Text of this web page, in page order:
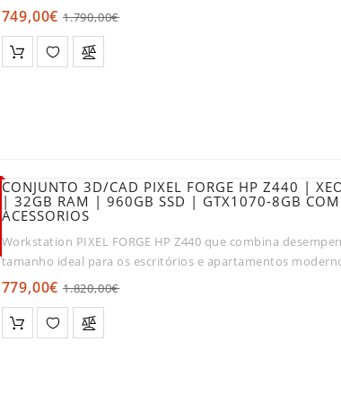
segurança pretendidos pela..
749,00€ 1.790,00€
CONJUNTO 3D/CAD PIXEL FORGE HP Z440 |
| 32GB RAM | 960GB SSD | GTX1070-8GB
ACESSORIOS
Workstation PIXEL FORGE HP Z440 que combina
tamanho ideal para os escritórios e apartamentos
extremamente silencioso, para ..
779,00€ 1.820,00€